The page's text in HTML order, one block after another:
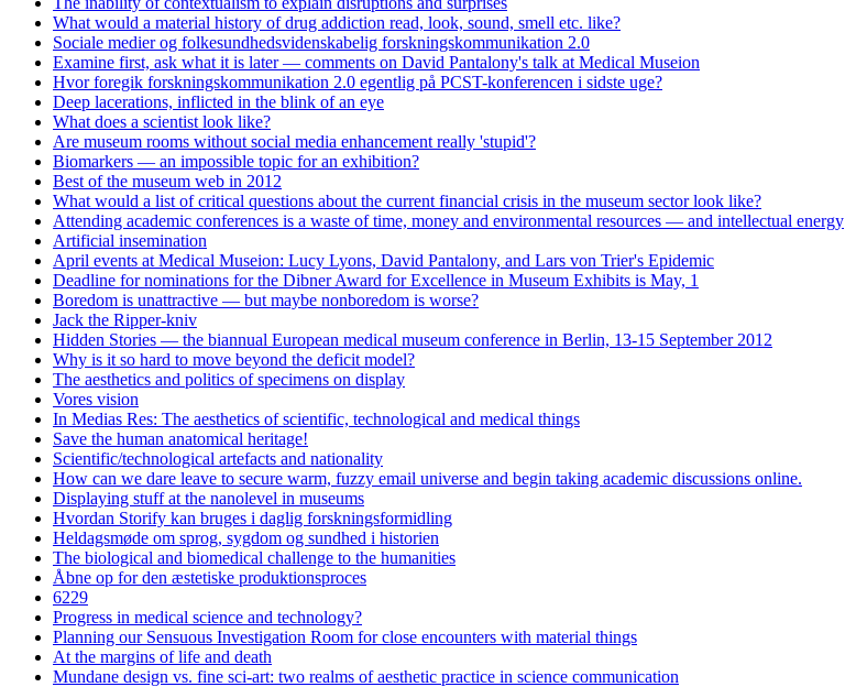
What would a material history of drug addiction read, look, sound, smell etc. like?
Sociale medier og folkesundhedsvidenskabelig forskningskommunikation 2.0
Examine first, ask what it is later — comments on David Pantalony's talk at Medical Museion
Hvor foregik forskningskommunikation 2.0 egentlig på PCST-konferencen i sidste uge?
Deep lacerations, inflicted in the blink of an eye
What does a scientist look like?
Are museum rooms without social media enhancement really 'stupid'?
Biomarkers — an impossible topic for an exhibition?
Best of the museum web in 2012
What would a list of critical questions about the current financial crisis in the museum sector look like?
Attending academic conferences is a waste of time, money and environmental resources — and intellectual energy
Artificial insemination
April events at Medical Museion: Lucy Lyons, David Pantalony, and Lars von Trier's Epidemic
Deadline for nominations for the Dibner Award for Excellence in Museum Exhibits is May, 1
Boredom is unattractive — but maybe nonboredom is worse?
Jack the Ripper-kniv
Hidden Stories — the biannual European medical museum conference in Berlin, 13-15 September 2012
Why is it so hard to move beyond the deficit model?
The aesthetics and politics of specimens on display
Vores vision
In Medias Res: The aesthetics of scientific, technological and medical things
Save the human anatomical heritage!
Scientific/technological artefacts and nationality
How can we dare leave to secure warm, fuzzy email universe and begin taking academic discussions online.
Displaying stuff at the nanolevel in museums
Hvordan Storify kan bruges i daglig forskningsformidling
Heldagsmøde om sprog, sygdom og sundhed i historien
The biological and biomedical challenge to the humanities
Åbne op for den æstetiske produktionsproces
6229
Progress in medical science and technology?
Planning our Sensuous Investigation Room for close encounters with material things
At the margins of life and death
Mundane design vs. fine sci-art: two realms of aesthetic practice in science communication